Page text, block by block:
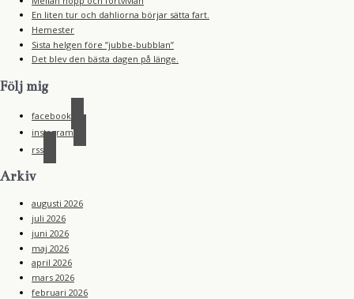
En liten tur och dahliorna börjar sätta fart.
Hemester
Sista helgen före ”jubbe-bubblan”
Det blev den bästa dagen på länge.
Följ mig
facebook
instagram
rss
Arkiv
augusti 2026
juli 2026
juni 2026
maj 2026
april 2026
mars 2026
februari 2026